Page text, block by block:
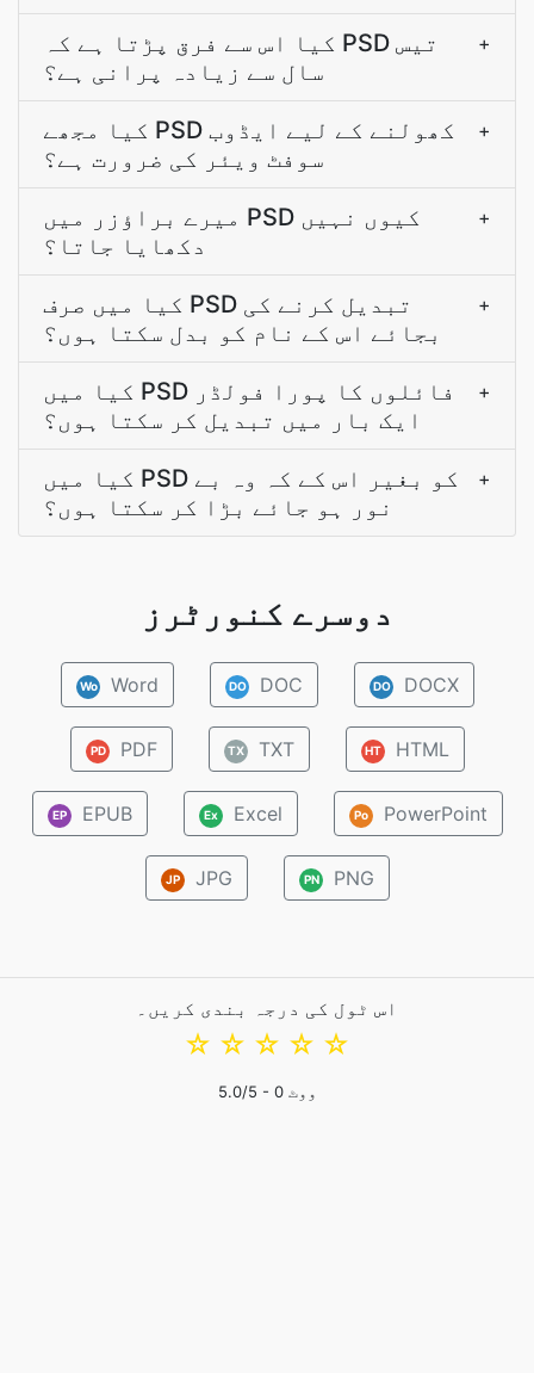
کیا اس سے فرق پڑتا ہے کہ PSD تیس
سال سے زیادہ پرانی ہے؟
+
کیا مجھے PSD کھولنے کے لیے ایڈوب
سوفٹ ویئر کی ضرورت ہے؟
+
میرے براؤزر میں PSD کیوں نہیں
دکھایا جاتا؟
+
کیا میں صرف PSD تبدیل کرنے کی
بجائے اس کے نام کو بدل سکتا ہوں؟
+
کیا میں PSD فائلوں کا پورا فولڈر
ایک بار میں تبدیل کر سکتا ہوں؟
+
کیا میں PSD کو بغير اس کے کہ وہ بے
نور ہو جائے بڑا کر سکتا ہوں؟
+
دوسرے کنورٹرز
Wo Word DO DOC DO DOCX
PD PDF TX TXT HT HTML
EP EPUB Ex Excel Po PowerPoint
JP JPG PN PNG
اس ٹول کی درجہ بندی کریں۔
☆
☆
☆
☆
☆
5.0/5 - 0 ووٹ